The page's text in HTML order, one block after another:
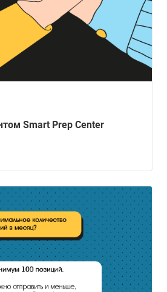
Smart Prep Center